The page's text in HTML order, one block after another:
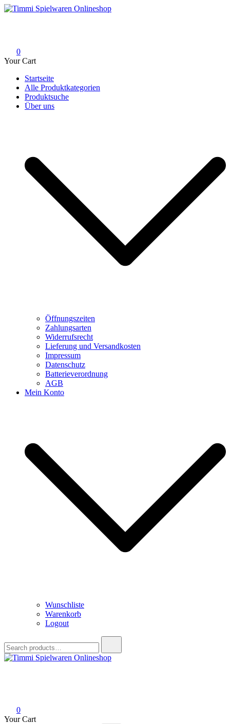
Skip
0
Your Cart
Startseite
Alle Produktkategorien
Produktsuche
Über uns
Öffnungszeiten
Zahlungsarten
Widerrufsrecht
Lieferung und Versandkosten
Impressum
Datenschutz
Batterieverordnung
AGB
Mein Konto
Wunschliste
Warenkorb
Logout
for:
0
Your Cart